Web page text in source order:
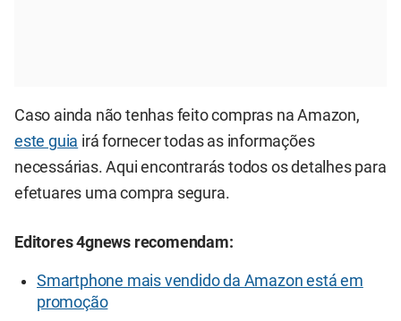
Caso ainda não tenhas feito compras na Amazon,
este guia irá fornecer todas as informações
necessárias. Aqui encontrarás todos os detalhes para
efetuares uma compra segura.
Editores 4gnews recomendam:
Smartphone mais vendido da Amazon está em
promoção